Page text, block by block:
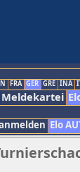
FRA GER GRE INA
Meldekartei
Elo